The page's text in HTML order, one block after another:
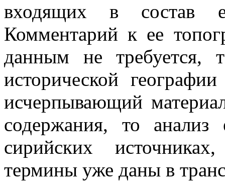
входящих в состав
Комментарий к ее
данным не требуется,
исторической
исчерпывающий
содержания, то
сирийских
термины уже даны в